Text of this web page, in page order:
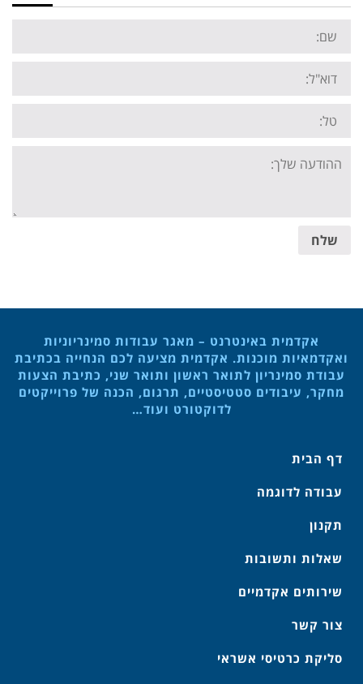
Name:
Email:
Tel:
Your
message:
שלח
אקדמית באינטרנט – מאגר עבודות סמינריוניות
ואקדמאיות מוכנות. אקדמית מציעה לכם הנחייה בכתיבת
עבודת סמינריון לתואר ראשון ותואר שני, כתיבת הצעות
מחקר, עיבודים סטטיסטיים, תרגום, הכנה של פרוייקטים
לדוקטורט ועוד…
דף הבית
עבודה לדוגמה
תקנון
שאלות ותשובות
שירותים אקדמיים
צור קשר
סליקת כרטיסי אשראי